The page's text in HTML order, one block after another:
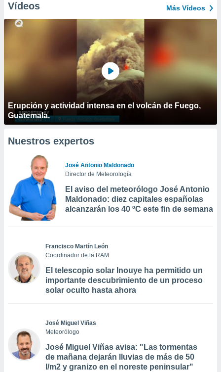
Vídeos Más Vídeos
Erupción y actividad intensa en el volcán de Fuego,
Guatemala.
Nuestros expertos
José Antonio Maldonado
Director de Meteorología
El aviso del meteorólogo José Antonio
Maldonado: diez capitales españolas
alcanzarán los 40 ºC este fin de semana
Francisco Martín León
Coordinador de la RAM
El telescopio solar Inouye ha permitido un
importante descubrimiento de un proceso
solar oculto hasta ahora
José Miguel Viñas
Meteorólogo
José Miguel Viñas avisa: "Las tormentas
de mañana dejarán lluvias de más de 50
l/m2 y granizo en el noreste peninsular"